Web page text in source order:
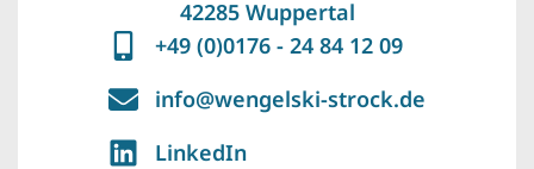
42285 Wuppertal
+49 (0)0176 - 24 84 12 09
info@wengelski-strock.de
LinkedIn